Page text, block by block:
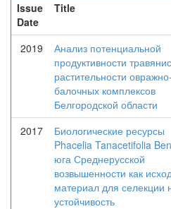
Issue
Date
Title
2019
Анализ потенциальной
продуктивности
растительности овражно-
балочных комплексов
Белгородской области
2017
Биологические ресурсы
Phacelia Tanacetifolia
юга Среднерусской
возвышенности как
материал для селекции
устойчивость